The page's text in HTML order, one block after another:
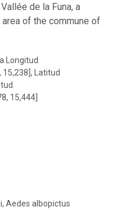
de la Funa, a
of the commune of
Longitud
15,238], Latitud
15,444]
Aedes albopictus